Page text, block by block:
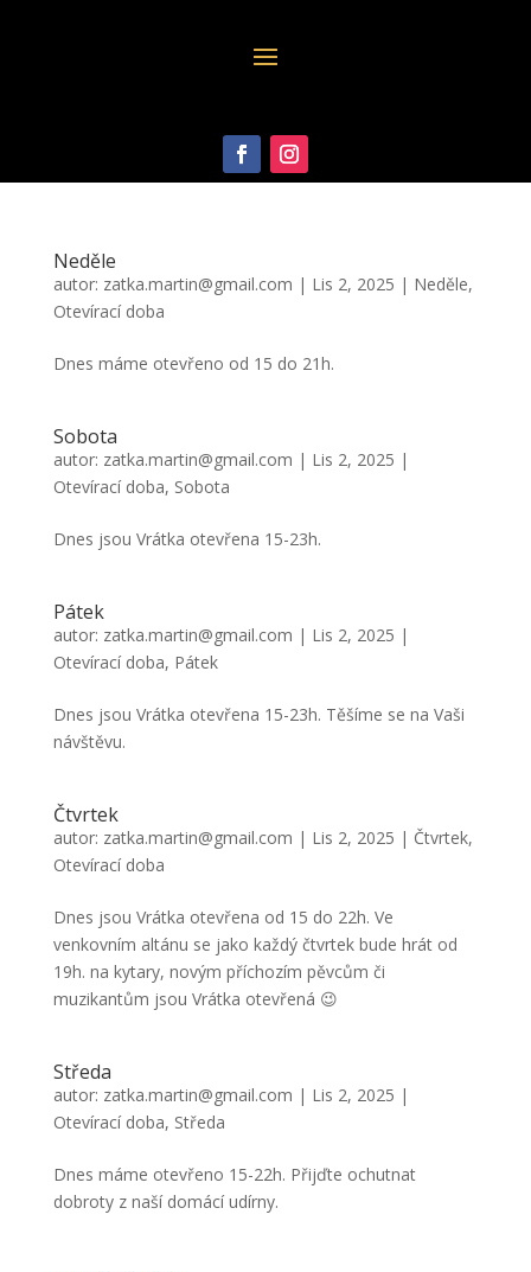
Neděle
autor: zatka.martin@gmail.com | Lis 2, 2025 | Neděle,
Otevírací doba
Dnes máme otevřeno od 15 do 21h.
Sobota
autor: zatka.martin@gmail.com | Lis 2, 2025 |
Otevírací doba, Sobota
Dnes jsou Vrátka otevřena 15-23h.
Pátek
autor: zatka.martin@gmail.com | Lis 2, 2025 |
Otevírací doba, Pátek
Dnes jsou Vrátka otevřena 15-23h. Těšíme se na Vaši
návštěvu.
Čtvrtek
autor: zatka.martin@gmail.com | Lis 2, 2025 | Čtvrtek,
Otevírací doba
Dnes jsou Vrátka otevřena od 15 do 22h. Ve
venkovním altánu se jako každý čtvrtek bude hrát od
19h. na kytary, novým příchozím pěvcům či
muzikantům jsou Vrátka otevřená 😉
Středa
autor: zatka.martin@gmail.com | Lis 2, 2025 |
Otevírací doba, Středa
Dnes máme otevřeno 15-22h. Přijďte ochutnat
dobroty z naší domácí udírny.